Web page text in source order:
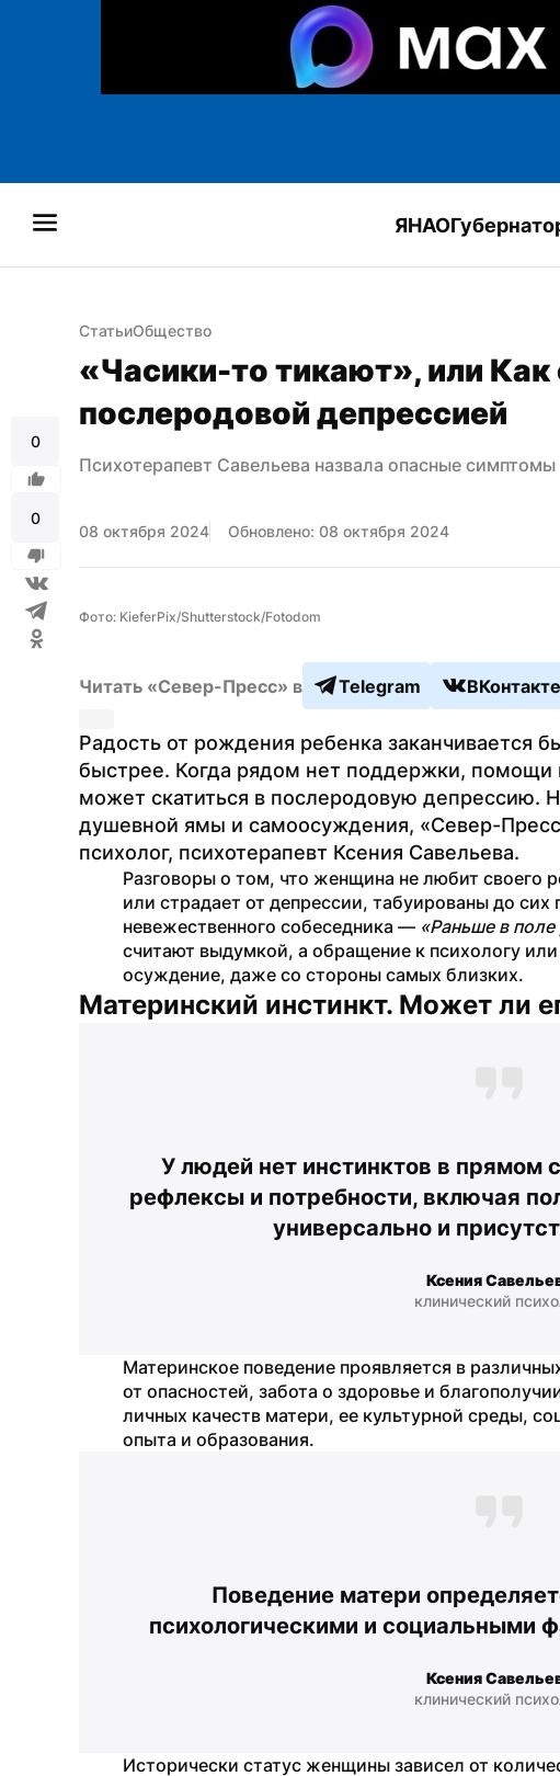
ЯНАО
0
0
СтатьиОбщество
«Часики-то тикают», или Как
послеродовой депрессией
Психотерапевт Савельева назвала опасные
08 октября 2024 Обновлено: 08 октября 2024
Фото: KieferPix/Shutterstock/Fotodom
Читать «Север-Пресс» в Telegram ВКонтакте
Радость от рождения ребенка заканчивается
быстрее. Когда рядом нет поддержки,
может скатиться в послеродовую депрессию.
душевной ямы и самоосуждения, «Север-
психолог, психотерапевт Ксения Савельева.
Разговоры о том, что женщина не любит своего
или страдает от депрессии, табуированы до сих
невежественного собеседника — «Раньше в
считают выдумкой, а обращение к психологу
осуждение, даже со стороны самых близких.
Материнский инстинкт. Может ли
У людей нет инстинктов в прямом
рефлексы и потребности, включая
универсально и
Ксения
клинический
Материнское поведение проявляется в
от опасностей, забота о здоровье и
личных качеств матери, ее культурной среды,
опыта и образования.
Поведение матери
психологическими и социальными
Ксения
клинический
Исторически статус женщины зависел от